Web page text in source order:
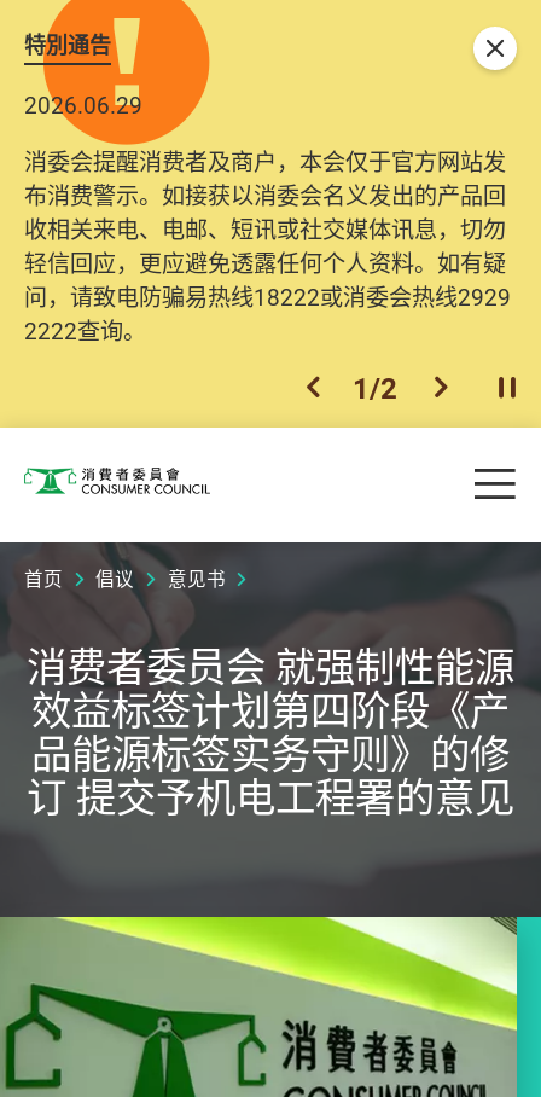
特別通告
2026.06.29
消委会提醒消费者及商户，本会仅于官方网站发
布消费警示。如接获以消委会名义发出的产品回
收相关来电、电邮、短讯或社交媒体讯息，切勿
轻信回应，更应避免透露任何个人资料。如有疑
问，请致电防骗易热线18222或消委会热线2929
2222查询。
上一个
1/2 下一个开
关闭
消费者委员会 目
首页 倡议 意见书
消费者委员会 就强制性能源
效益标签计划第四阶段《产
品能源标签实务守则》的修
订 提交予机电工程署的意见